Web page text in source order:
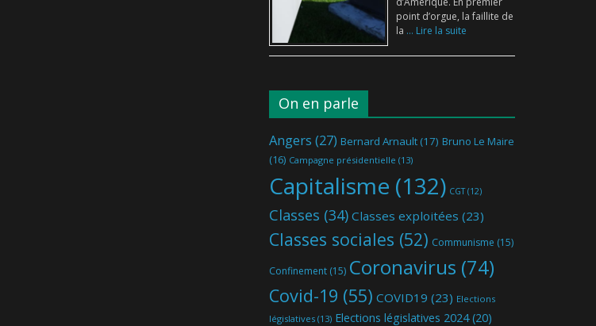
point d’orgue, la faillite de
la ... Lire la suite
On en parle
Angers (27) Bernard Arnault (17) Bruno Le Maire
(16) Campagne présidentielle (13)
Capitalisme (132) CGT(12)
Classes (34) Classes exploitées (23)
Classes sociales (52) Communisme (15)
Confinement (15) Coronavirus (74)
Covid-19 (55) COVID19 (23) Elections
législatives (13) Elections législatives 2024(20)